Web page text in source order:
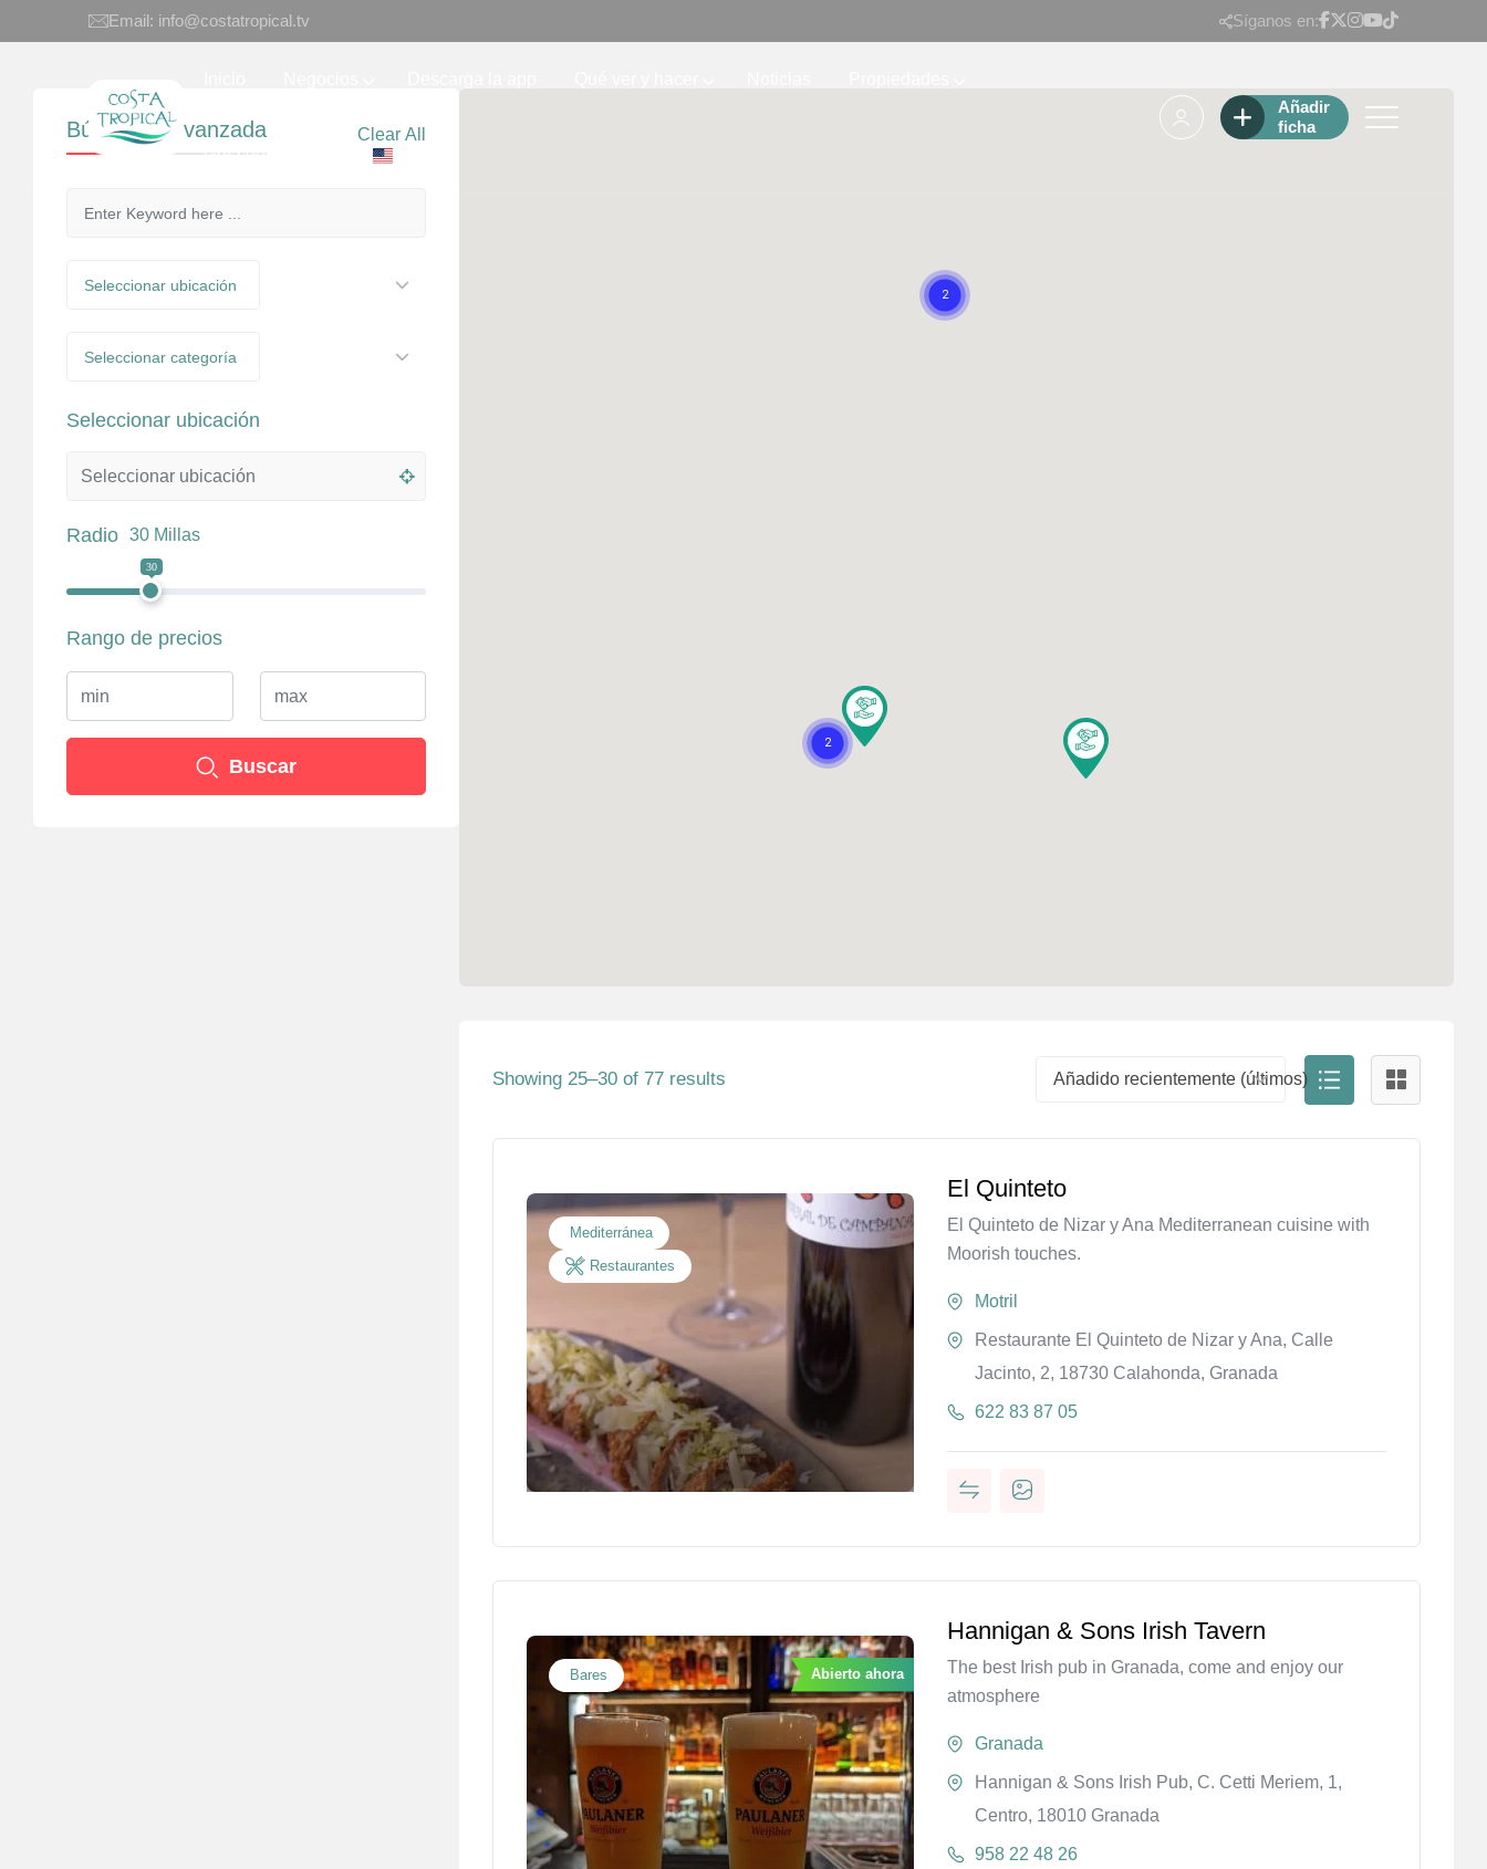
Email: info@costatropical.tv Síganos en:
Añadir
ficha
Búsqueda avanzada Clear All
Seleccionar ubicación
Seleccionar categoría
Seleccionar ubicación
Radio 30 Millas
30
Rango de precios
Buscar
Showing 25–30 of 77 results Añadido recientemente (últimos)
Mediterránea
Restaurantes
El Quinteto
El Quinteto de Nizar y Ana Mediterranean cuisine with
Moorish touches.
Motril
Restaurante El Quinteto de Nizar y Ana, Calle
Jacinto, 2, 18730 Calahonda, Granada
622 83 87 05
Bares Abierto ahora
Hannigan & Sons Irish Tavern
The best Irish pub in Granada, come and enjoy our
atmosphere
Granada
Hannigan & Sons Irish Pub, C. Cetti Meriem, 1,
Centro, 18010 Granada
958 22 48 26